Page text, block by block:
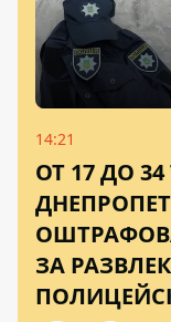
14:21
ОТ 17 ДО
ЗА